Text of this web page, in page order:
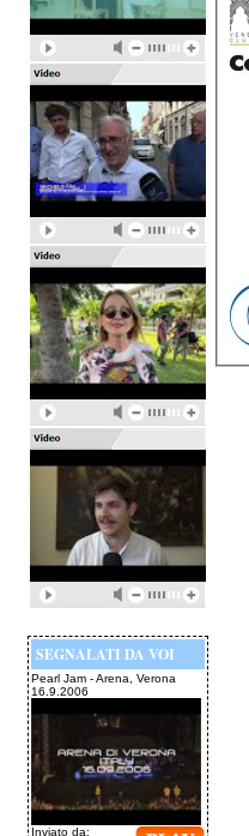
SEGNALATI DA VOI
Pearl Jam - Arena, Verona
16.9.2006
Inviato da: